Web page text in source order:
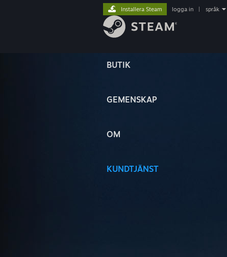
BUTIK
GEMENSKAP
OM
KUNDTJÄNST
Installera Steam logga in språk